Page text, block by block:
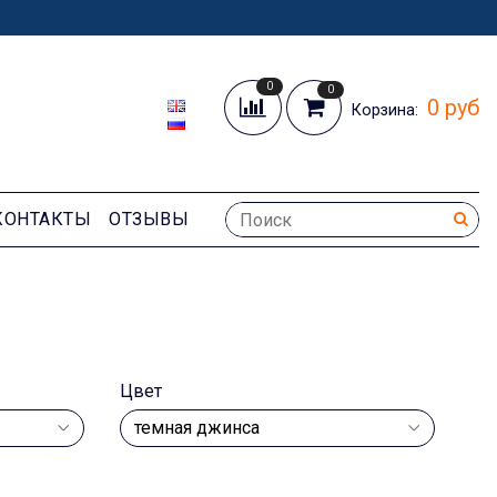
0 0
Корзина: 0 руб
ОТЗЫВЫ
Цвет